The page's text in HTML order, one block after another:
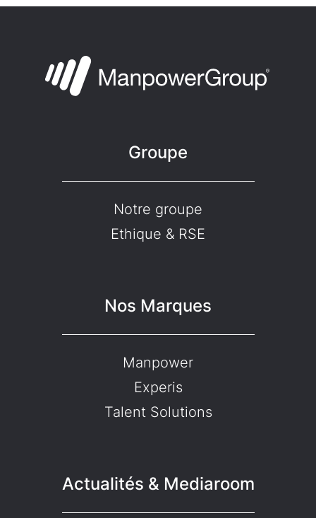
Groupe
Notre groupe
Ethique & RSE
Nos Marques
Manpower
Experis
Talent Solutions
Actualités & Mediaroom